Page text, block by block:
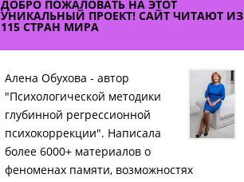
ДОБРО ПОЖАЛОВАТЬ НА ЭТОТ
УНИКАЛЬНЫЙ ПРОЕКТ! САЙТ ЧИТАЮТ ИЗ
115 СТРАН МИРА
Алена Обухова - автор
"Психологической методики
глубинной регрессионной
психокоррекции". Написала
более 6000+ материалов о
феноменах памяти, возможностях